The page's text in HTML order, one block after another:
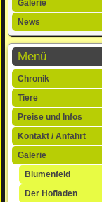
Galerie
News
Menü
Navigation
überspringen
Chronik
Tiere
Preise und Infos
Kontakt / Anfahrt
Galerie
Blumenfeld
Der Hofladen